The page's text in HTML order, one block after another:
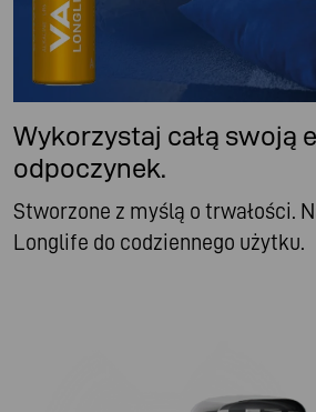
Wykorzystaj całą swoją
odpoczynek.
Stworzone z myślą o trwałości.
Longlife do codziennego użytku.